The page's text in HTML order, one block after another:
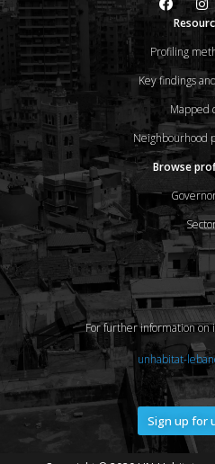
Profiling
Key findings
Mapped
Neighbourhood
Browse
For further information on
unhabitat-
Sign up for